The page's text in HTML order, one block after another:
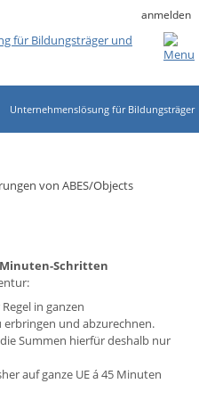
anmelden
Unternehmenslösung für Bildungsträger
von ABES/Objects
Schritten
in ganzen
und abzurechnen.
Summen hierfür deshalb nur
auf ganze UE á 45 Minuten